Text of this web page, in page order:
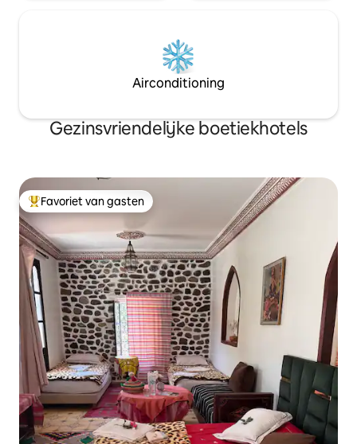
Airconditioning
Gezinsvriendelijke boetiekhotels
Topfavoriet van gasten
Favoriet van gasten